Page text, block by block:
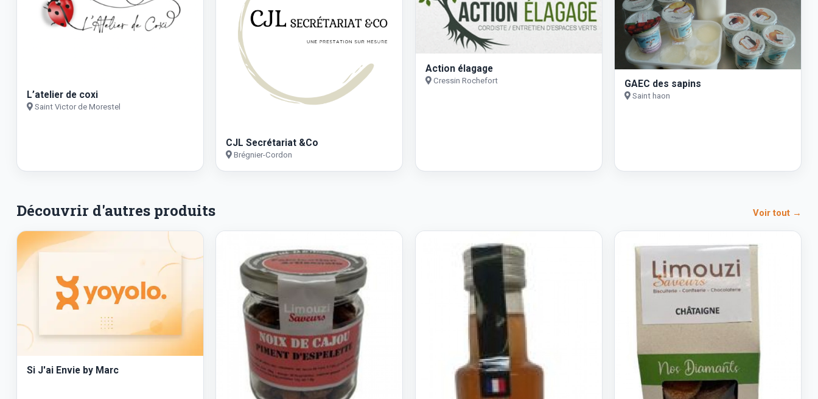
L’atelier de coxi
Saint Victor de Morestel
CJL Secrétariat &Co
Brégnier-Cordon
Action élagage
Cressin Rochefort GAEC des sapins
Saint haon
Découvrir d'autres produits Voir tout →
Si J'ai Envie by Marc